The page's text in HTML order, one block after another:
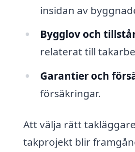
insidan av
Bygglov och
relaterat till
Garantier och
försäkringar.
Att välja rätt
takprojekt blir